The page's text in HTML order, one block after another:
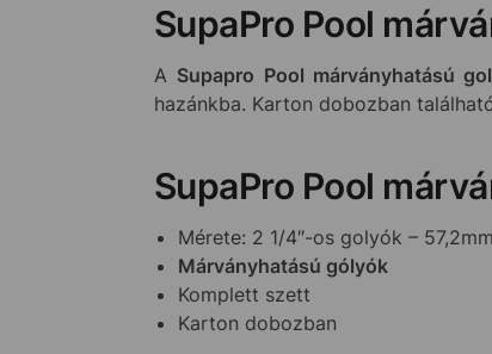
SupaPro Pool
A Supapro Pool márványhatású
hazánkba. Karton dobozban
SupaPro Pool
Mérete: 2 1/4″-os golyók – 57,2mm
Márványhatású gólyók
Komplett szett
Karton dobozban